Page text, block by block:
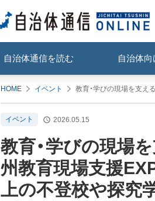
自治体通信を読む 自治体向
HOME イベント 教育・学びの現場を支
イベント 2026.05.15
教育・学びの現場
州教育現場支援
上の不登校や探究